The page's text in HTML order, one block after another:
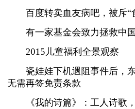
百度转卖血友病吧，被斥“
有一家基金会致力拯救中
2015儿童福利全景观察
瓷娃娃下机遇阻事件后，东
无需再签免责条款
《我的诗篇》：工人诗歌，